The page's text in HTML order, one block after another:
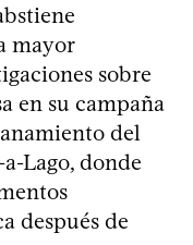
mayor
sobre
en su campaña
del
Lago, donde
después de